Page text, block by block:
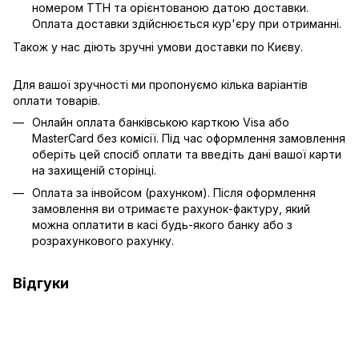
номером ТТН та орієнтованою датою доставки.
Оплата доставки здійснюється кур'єру при отриманні.
Також у нас діють зручні умови доставки по Києву.
Для вашої зручності ми пропонуємо кілька варіантів
оплати товарів.
Онлайн оплата банківською карткою Visa або
MasterCard без комісії. Під час оформлення замовлення
оберіть цей спосіб оплати та введіть дані вашої карти
на захищеній сторінці.
Оплата за інвойсом (рахунком). Після оформлення
замовлення ви отримаєте рахунок-фактуру, який
можна оплатити в касі будь-якого банку або з
розрахункового рахунку.
Відгуки